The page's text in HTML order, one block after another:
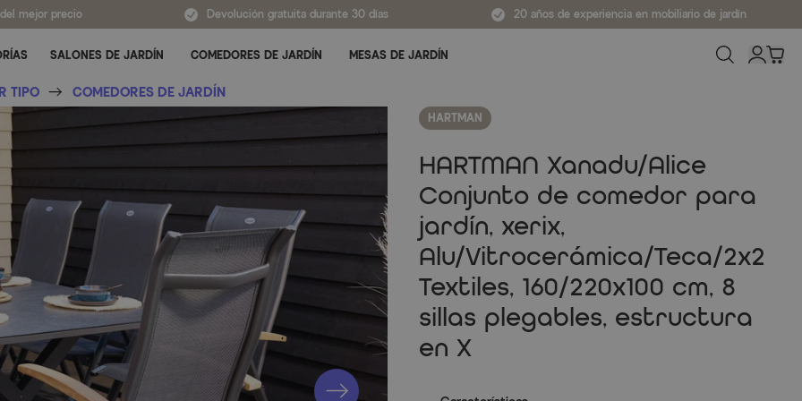
mejor precio Devolución gratuita durante 30 días 20 años de experiencia en mobiliario de jardín
SALONES DE JARDÍN COMEDORES DE JARDÍN MESAS DE JARDÍN
TIPO COMEDORES DE JARDÍN
HARTMAN
HARTMAN Xanadu/Alice
Conjunto de comedor para
jardín, xerix,
Alu/Vitrocerámica/Teca/2x2
Textiles, 160/220x100 cm, 8
sillas plegables, estructura
en X